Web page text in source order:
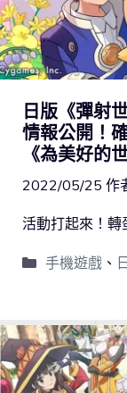
日版《彈射
情報公開！
《為美好的
2022/05/25 作
活動打起來！轉
手機遊戲、